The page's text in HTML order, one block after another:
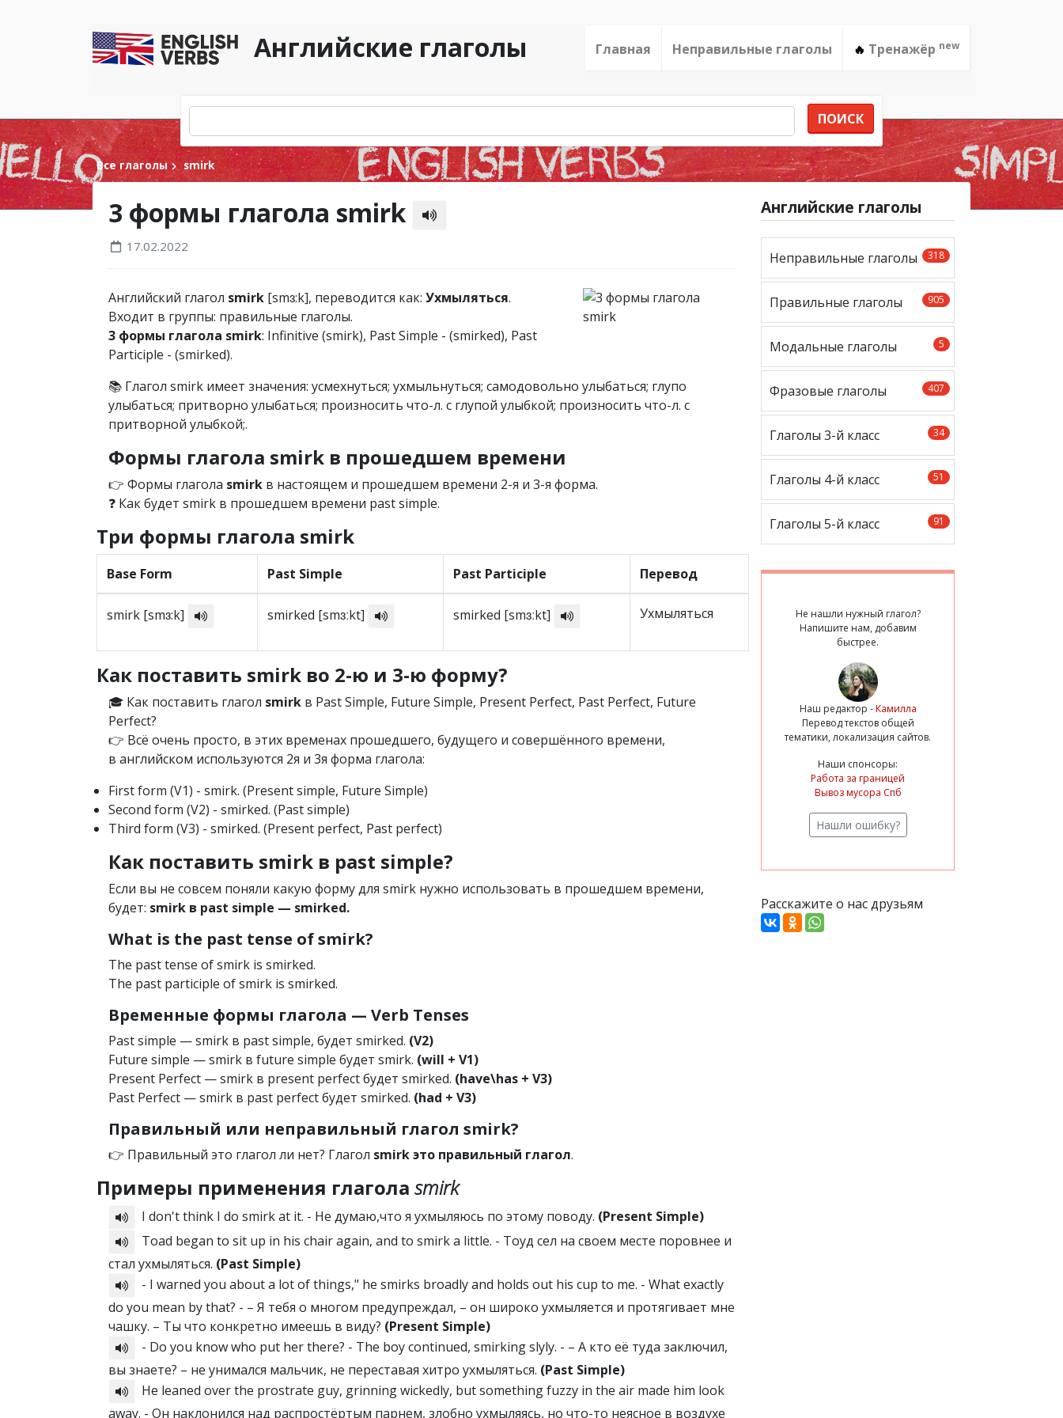
Английские глаголы Главная Неправильные глаголы 🔥 Тренажёр new
ПОИСК
Все глаголы smirk
3 формы глагола smirk
17.02.2022
Английский глагол smirk [smɜ:k], переводится как: Ухмыляться.
Входит в группы: правильные глаголы.
3 формы глагола smirk: Infinitive (smirk), Past Simple - (smirked), Past
Participle - (smirked).
📚 Глагол smirk имеет значения: усмехнуться; ухмыльнуться; самодовольно улыбаться; глупо
улыбаться; притворно улыбаться; произносить что-л. с глупой улыбкой; произносить что-л. с
притворной улыбкой;.
Формы глагола smirk в прошедшем времени
👉 Формы глагола smirk в настоящем и прошедшем времени 2-я и 3-я форма.
❓ Как будет smirk в прошедшем времени past simple.
Три формы глагола smirk
Base Form Past Simple Past Participle Перевод
smirk [smɜ:k] smirked [smɜːkt] smirked [smɜːkt] Ухмыляться
Как поставить smirk во 2-ю и 3-ю форму?
🎓 Как поставить глагол smirk в Past Simple, Future Simple, Present Perfect, Past Perfect, Future
Perfect?
👉 Всё очень просто, в этих временах прошедшего, будущего и совершённого времени,
в английском используются 2я и 3я форма глагола:
First form (V1) - smirk. (Present simple, Future Simple)
Second form (V2) - smirked. (Past simple)
Third form (V3) - smirked. (Present perfect, Past perfect)
Как поставить smirk в past simple?
Если вы не совсем поняли какую форму для smirk нужно использовать в прошедшем времени,
будет: smirk в past simple — smirked.
What is the past tense of smirk?
The past tense of smirk is smirked.
The past participle of smirk is smirked.
Временные формы глагола — Verb Tenses
Past simple — smirk в past simple, будет smirked. (V2)
Future simple — smirk в future simple будет smirk. (will + V1)
Present Perfect — smirk в present perfect будет smirked. (have\has + V3)
Past Perfect — smirk в past perfect будет smirked. (had + V3)
Правильный или неправильный глагол smirk?
👉 Правильный это глагол ли нет? Глагол smirk это правильный глагол.
Примеры применения глагола smirk
I don't think I do smirk at it. - Не думаю,что я ухмыляюсь по этому поводу. (Present Simple)
Toad began to sit up in his chair again, and to smirk a little. - Тоуд сел на своем месте поровнее и
стал ухмыляться. (Past Simple)
- I warned you about a lot of things," he smirks broadly and holds out his cup to me. - What exactly
do you mean by that? - – Я тебя о многом предупреждал, – он широко ухмыляется и протягивает мне
чашку. – Ты что конкретно имеешь в виду? (Present Simple)
- Do you know who put her there? - The boy continued, smirking slyly. - – А кто её туда заключил,
вы знаете? – не унимался мальчик, не переставая хитро ухмыляться. (Past Simple)
He leaned over the prostrate guy, grinning wickedly, but something fuzzy in the air made him look
away. - Он наклонился над распростёртым парнем, злобно ухмыляясь, но что-то неясное в воздухе
Английские глаголы
318
Неправильные глаголы
905
Правильные глаголы
5
Модальные глаголы
407
Фразовые глаголы
34
Глаголы 3-й класс
51
Глаголы 4-й класс
91
Глаголы 5-й класс
Не нашли нужный глагол?
Напишите нам, добавим
быстрее.
Наш редактор -Камилла
Перевод текстов общей
тематики, локализация сайтов.
Наши спонсоры:
Работа за границей
Вывоз мусора Спб
Нашли ошибку?
Расскажите о нас друзьям